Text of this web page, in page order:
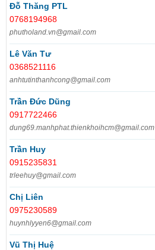
Đỗ Thăng PTL
0768194968
phutholand.vn@gmail.com
Lê Văn Tư
0368521116
anhtutinthanhcong@gmail.com
Trần Đức Dũng
0917722466
dung69.manhphat.thienkhoihcm@gmail.com
Trần Huy
0915235831
trleehuy@gmail.com
Chị Liên
0975230589
huynhlyyen6@gmail.com
Vũ Thị Huệ